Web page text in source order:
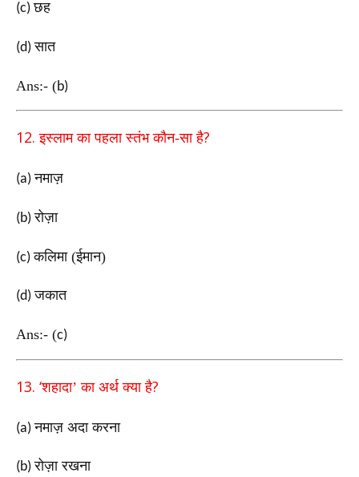
(c)छह
(d)सात
Ans:- (b)
12.इस्लाम का पहला स्तंभ कौन-सा है?
(a)नमाज़
(b)रोज़ा
(c)कलिमा (ईमान)
(d)जकात
Ans:- (c)
13. ‘शहादा’ का अर्थ क्या है?
(a)नमाज़ अदा करना
(b)रोज़ा रखना